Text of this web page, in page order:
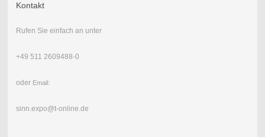
Kontakt
Rufen Sie einfach an unter
+49 511 2609488-0
oder Email:
sinn.expo@t-online.de